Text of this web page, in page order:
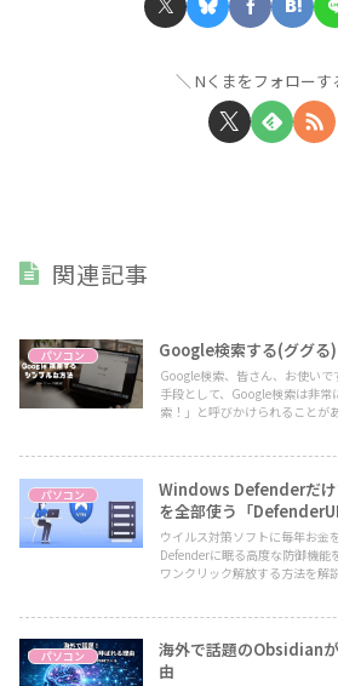
Nくまをフォローす
関連記事
パソコン Google検索する(ググる
Google検索、皆さん、お使い
手段として、Google検索は非
索！」と呼びかけられることが
パソコン
Windows Defenderだけ
を全部使う「
ウイルス対策ソフトに毎年お金
Defenderに眠る高度な防御機能
ワンクリック解放する方法を解
パソコン
海外で話題のObsidian
由